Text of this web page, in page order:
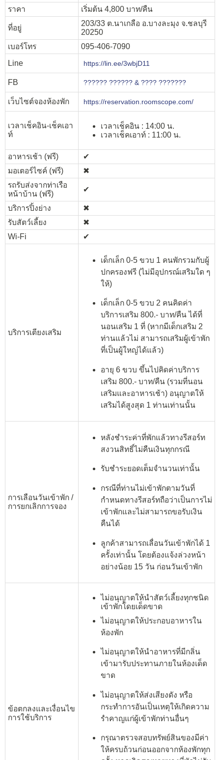
ราคา
เริ่มต้น 4,800 บาท/คืน
ที่อยู่
203/33 ต.นาเกลือ อ.บางละมุง จ.ชลบุรี
20250
เบอร์โทร
095-406-7090
Line
https://lin.ee/3wbjD11
FB ?????? ?????? & ???? ???????
เว็บไซต์จองห้องพัก https://reservation.roomscope.com/
เวลาเช็คอิน-เช็คเอา
ท์
เวลาเช็คอิน : 14:00 น.
เวลาเช็คเอาท์ : 11:00 น.
อาหารเช้า (ฟรี)
✔︎
มอเตอร์ไซค์ (ฟรี)
✖︎
รถรับส่งจากท่าเรือ
หน้าบ้าน (ฟรี)
✔︎
บริการปิ้งย่าง
✖︎
รับสัตว์เลี้ยง
✖︎
Wi-Fi
✔︎
บริการเตียงเสริม
เด็กเล็ก 0-5 ขวบ 1 คนพักรวมกับผู้
ปกครองฟรี (ไม่มีอุปกรณ์เสริมใด ๆ
ให้)
เด็กเล็ก 0-5 ขวบ 2 คนคิดค่า
บริการเสริม 800.- บาท/คืน ได้ที่
นอนเสริม 1 ที่ (หากมีเด็กเสริม 2
ท่านแล้วไม่ สามารถเสริมผู้เข้าพัก
ที่เป็นผู้ใหญ่ได้แล้ว)
อายุ 6 ขวบ ขึ้นไปคิดค่าบริการ
เสริม 800.- บาท/คืน (รวมที่นอน
เสริมและอาหารเช้า) อนุญาตให้
เสริมได้สูงสุด 1 ท่านเท่านนั้น
การเลือนวันเข้าพัก /
การยกเลิกการจอง
หลังชำระค่าที่พักแล้วทางรีสอร์ท
สงวนสิทธิ์ไม่คืนเงินทุกกรณี
รับชำระยอดเต็มจำนวนเท่านั้น
กรณีที่ท่านไม่เข้าพักตามวันที่
กำหนดทางรีสอร์ทถือว่าเป็นการไม่
เข้าพักและไม่สามารถขอรับเงิน
คืนได้
ลูกค้าสามารถเลื่อนวันเข้าพักได้ 1
ครั้งเท่านั้น โดยต้องแจ้งล่วงหน้า
อย่างน้อย 15 วัน ก่อนวันเข้าพัก
ข้อตกลงและเงื่อนไข
การใช้บริการ
ไม่อนุญาตให้นำสัตว์เลี้ยงทุกชนิด
เข้าพักโดยเด็ดขาด
ไม่อนุญาตให้ประกอบอาหารใน
ห้องพัก
ไม่อนุญาตให้นำอาหารที่มีกลิ่น
เข้ามารับประทานภายในห้องเด็ด
ขาด
ไม่อนุญาตให้ส่งเสียงดัง หรือ
กระทำการอันเป็นเหตุให้เกิดความ
รำคาญแก่ผู้เข้าพักท่านอื่นๆ
กรุณาตรวจสอบทรัพย์สินของมีค่า
ให้ครบถ้วนก่อนออกจากห้องพักทุก